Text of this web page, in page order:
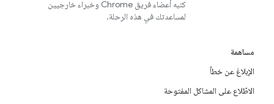
كتبه أعضاء فريق Chrome وخبراء خارجيين
لمساعدتك في هذه الرحلة.
مساهمة
الإبلاغ عن خطأ
الاطّلاع على المشاكل المفتوحة